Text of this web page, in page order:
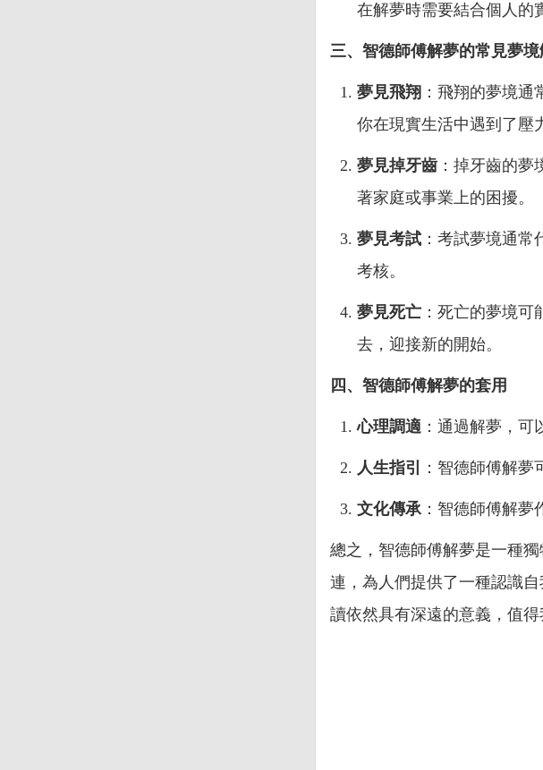
在解夢時需要結合個人的
三、智德師傅解夢的常見夢境
夢見飛翔 ：飛翔的夢境
你在現實生活中遇到了壓
夢見掉牙齒 ：掉牙齒的
著家庭或事業上的困擾。
夢見考試 ：考試夢境通
考核。
夢見死亡 ：死亡的夢境
去，迎接新的開始。
四、智德師傅解夢的套用
心理調適 ：通過解夢，可
人生指引 ：智德師傅解夢
文化傳承：智德師傅解夢
總之，智德師傅解夢是一種
連，為人們提供了一種認識
讀依然具有深遠的意義，值得